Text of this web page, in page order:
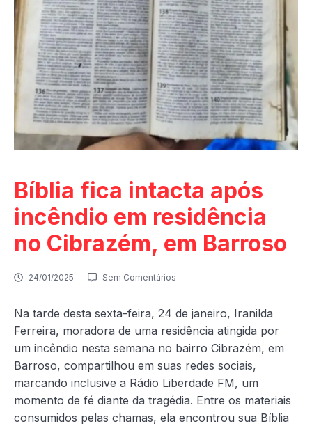
Bíblia fica intacta após
incêndio em residência
no Cibrazém, em Barroso
24/01/2025 Sem Comentários
Na tarde desta sexta-feira, 24 de janeiro, Iranilda
Ferreira, moradora de uma residência atingida por
um incêndio nesta semana no bairro Cibrazém, em
Barroso, compartilhou em suas redes sociais,
marcando inclusive a Rádio Liberdade FM, um
momento de fé diante da tragédia. Entre os materiais
consumidos pelas chamas, ela encontrou sua Bíblia